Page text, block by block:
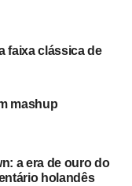
faixa clássica de
mashup
a era de ouro do
holandês